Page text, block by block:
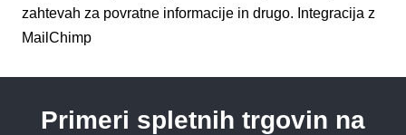
zahtevah za povratne informacije in drugo. Integracija z
MailChimp
Primeri spletnih trgovin na